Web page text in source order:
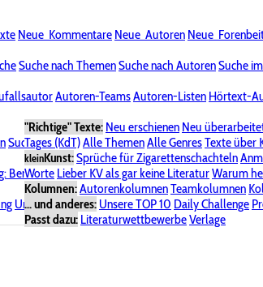
Neue Kommentare Neue Autoren Neue
Suche nach ThemenSuche nach AutorenSuche
Autoren-TeamsAutoren-Listen Hörtext-
"Richtige" Texte: Neu erschienen Neu
Tages (KdT)Alle ThemenAlle GenresTexte über
kleinKunst:Sprüche für Zigarettenschachteln
Worte Lieber KV als gar keine LiteraturWarum
Kolumnen:AutorenkolumnenTeamkolumnen
... und anderes: Unsere TOP 10 Daily Challenge
Passt dazu: LiteraturwettbewerbeVerlage
Suche im ForumBereich "KV-Board"Bereich
BenutzersymboleSpende für KV Unsere
UrheberrechtAvatare & BilderStalking